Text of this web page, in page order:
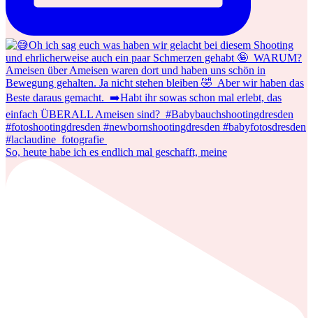
So, heute habe ich es endlich mal geschafft, meine